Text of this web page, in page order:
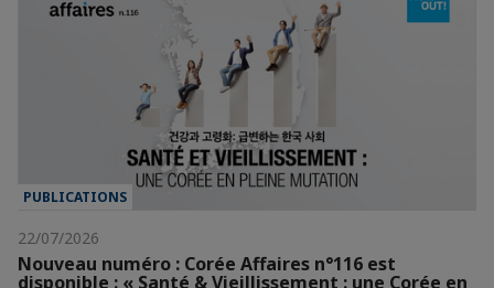
PUBLICATIONS
22/07/2026
Nouveau numéro : Corée Affaires n°116 est
disponible : « Santé & Vieillissement : une Corée en